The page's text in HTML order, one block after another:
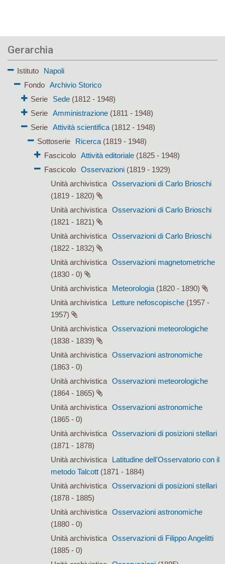
Gerarchia
Istituto
Napoli
Fondo
Archivio Storico
Serie
Sede(1812 - 1948)
Serie Amministrazione(1811 - 1948)
Serie Attività scientifica(1812 - 1948)
Sottoserie
Ricerca (1819 - 1948)
Fascicolo
Attività editoriale(1825 - 1948)
Fascicolo
Osservazioni(1819 - 1929)
Unità archivistica Osservazioni di Carlo Brioschi
(1819 - 1820)
Unità archivistica Osservazioni di Carlo Brioschi
(1821 - 1821)
Unità archivistica Osservazioni di Carlo Brioschi
(1822 - 1832)
Unità archivistica Osservazioni magnetometriche
(1830 - 0)
Unità archivistica
Meteorologia(1820 - 1890)
Unità archivistica
Letture nefoscopische(1957 -
1957)
Unità archivistica Osservazioni meteorologiche
(1838 - 1839)
Unità archivistica Osservazioni astronomiche
(1863 - 0)
Unità archivistica Osservazioni meteorologiche
(1864 - 1865)
Unità archivistica Osservazioni astronomiche
(1865 - 0)
Unità archivistica Osservazioni di posizioni stellari
(1871 - 1878)
Unità archivistica
Latitudine dell'Osservatorio con il
metodo Talcott(1871 - 1884)
Unità archivistica Osservazioni di posizioni stellari
(1878 - 1885)
Unità archivistica Osservazioni astronomiche
(1880 - 0)
Unità archivistica Osservazioni di Filippo Angelitti
(1885 - 0)